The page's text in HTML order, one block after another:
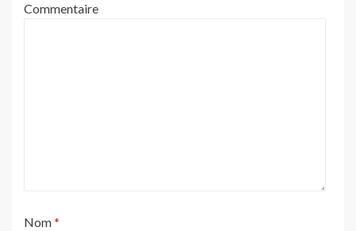
Commentaire
Nom*